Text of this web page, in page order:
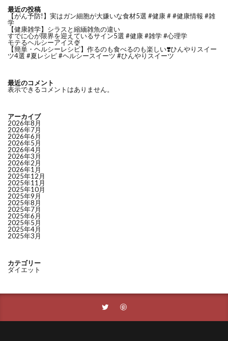
最近の投稿
【がん予防!】実はガン細胞が大嫌いな食材5選 #健康 # #健康情報 #雑
学
【健康雑学】シラスと縮緬雑魚の違い
すでに心が限界を迎えているサイン5選 #健康 #雑学 #心理学
モテるヘルシーアイス🍨
【簡単・ヘルシーレシピ】作るのも食べるのも楽しい❣️ひんやりスイー
ツ4選 #夏レシピ #ヘルシースイーツ #ひんやりスイーツ
最近のコメント
表示できるコメントはありません。
アーカイブ
2026年8月
2026年7月
2026年6月
2026年5月
2026年4月
2026年3月
2026年2月
2026年1月
2025年12月
2025年11月
2025年10月
2025年9月
2025年8月
2025年7月
2025年6月
2025年5月
2025年4月
2025年3月
カテゴリー
ダイエット